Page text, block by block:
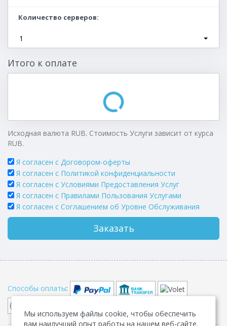
Количество серверов
1
Итого к оплате
Исходная валюта RUB. Стоимость Услуги зависит от курса
RUB.
Я согласен с Договором-оферты
Я согласен с Политикой конфиденциальности
Я согласен с Условиями Предоставления Услуг
Я согласен с Правилами Пользования Услугами
Я согласен c Соглашением об Уровне Обслуживания
Заказать
Способы оплаты:
Мы используем файлы cookie, чтобы обеспечить
вам наилучший опыт работы на нашем веб-сайте.